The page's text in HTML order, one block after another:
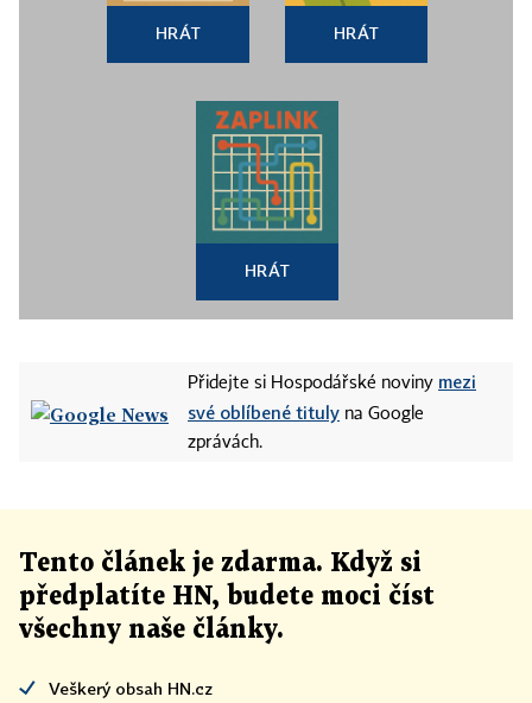
HRÁT HRÁT
HRÁT
Přidejte si Hospodářské noviny mezi
své oblíbené tituly na Google
zprávách.
Tento článek je zdarma. Když si
předplatíte HN, budete moci číst
všechny naše články.
Veškerý obsah HN.cz